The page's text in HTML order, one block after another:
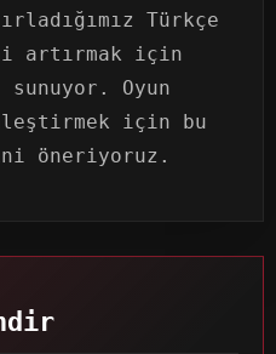
Türkçe
artırmak için
Oyun
için bu
öneriyoruz.